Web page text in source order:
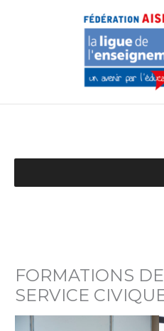
FORMATIONS
SERVICE